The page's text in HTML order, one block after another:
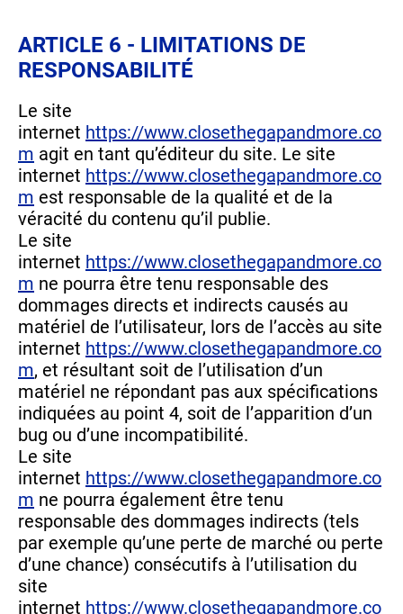
ARTICLE 6 - LIMITATIONS DE
RESPONSABILITÉ
Le site
internet https://www.closethegapandmore.co
m agit en tant qu’éditeur du site. Le site
internet https://www.closethegapandmore.co
m est responsable de la qualité et de la
véracité du contenu qu’il publie.
Le site
internet https://www.closethegapandmore.co
m ne pourra être tenu responsable des
dommages directs et indirects causés au
matériel de l’utilisateur, lors de l’accès au site
internet https://www.closethegapandmore.co
m, et résultant soit de l’utilisation d’un
matériel ne répondant pas aux spécifications
indiquées au point 4, soit de l’apparition d’un
bug ou d’une incompatibilité.
Le site
internet https://www.closethegapandmore.co
m ne pourra également être tenu
responsable des dommages indirects (tels
par exemple qu’une perte de marché ou perte
d’une chance) consécutifs à l’utilisation du
site
internet https://www.closethegapandmore.co